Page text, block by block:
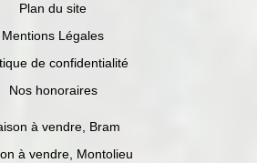
Plan du site
Mentions Légales
de confidentialité
Nos honoraires
à vendre, Bram
à vendre, Montolieu